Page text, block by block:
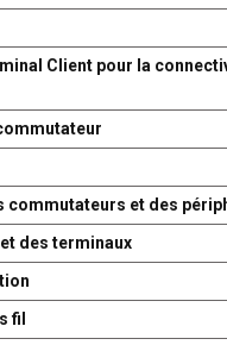
Client pour la
commutateurs et des
des terminaux
fil